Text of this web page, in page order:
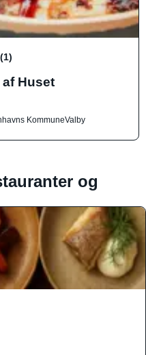
(1)
Huset
KommuneValby
og